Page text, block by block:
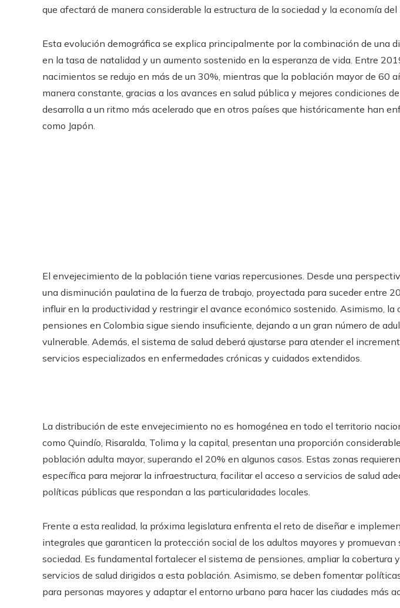
que afectará de manera considerable la estructura de la sociedad y la economía del
Esta evolución demográfica se explica principalmente por la combinación de una
en la tasa de natalidad y un aumento sostenido en la esperanza de vida. Entre
nacimientos se redujo en más de un 30%, mientras que la población mayor de 60
manera constante, gracias a los avances en salud pública y mejores condiciones
desarrolla a un ritmo más acelerado que en otros países que históricamente han
como Japón.
El envejecimiento de la población tiene varias repercusiones. Desde una
una disminución paulatina de la fuerza de trabajo, proyectada para suceder entre
influir en la productividad y restringir el avance económico sostenido. Asimismo, la
pensiones en Colombia sigue siendo insuficiente, dejando a un gran número de
vulnerable. Además, el sistema de salud deberá ajustarse para atender el
servicios especializados en enfermedades crónicas y cuidados extendidos.
La distribución de este envejecimiento no es homogénea en todo el territorio
como Quindío, Risaralda, Tolima y la capital, presentan una proporción
población adulta mayor, superando el 20% en algunos casos. Estas zonas
específica para mejorar la infraestructura, facilitar el acceso a servicios de salud
políticas públicas que respondan a las particularidades locales.
Frente a esta realidad, la próxima legislatura enfrenta el reto de diseñar e
integrales que garanticen la protección social de los adultos mayores y
sociedad. Es fundamental fortalecer el sistema de pensiones, ampliar la cobertura
servicios de salud dirigidos a esta población. Asimismo, se deben fomentar
para personas mayores y adaptar el entorno urbano para hacer las ciudades más